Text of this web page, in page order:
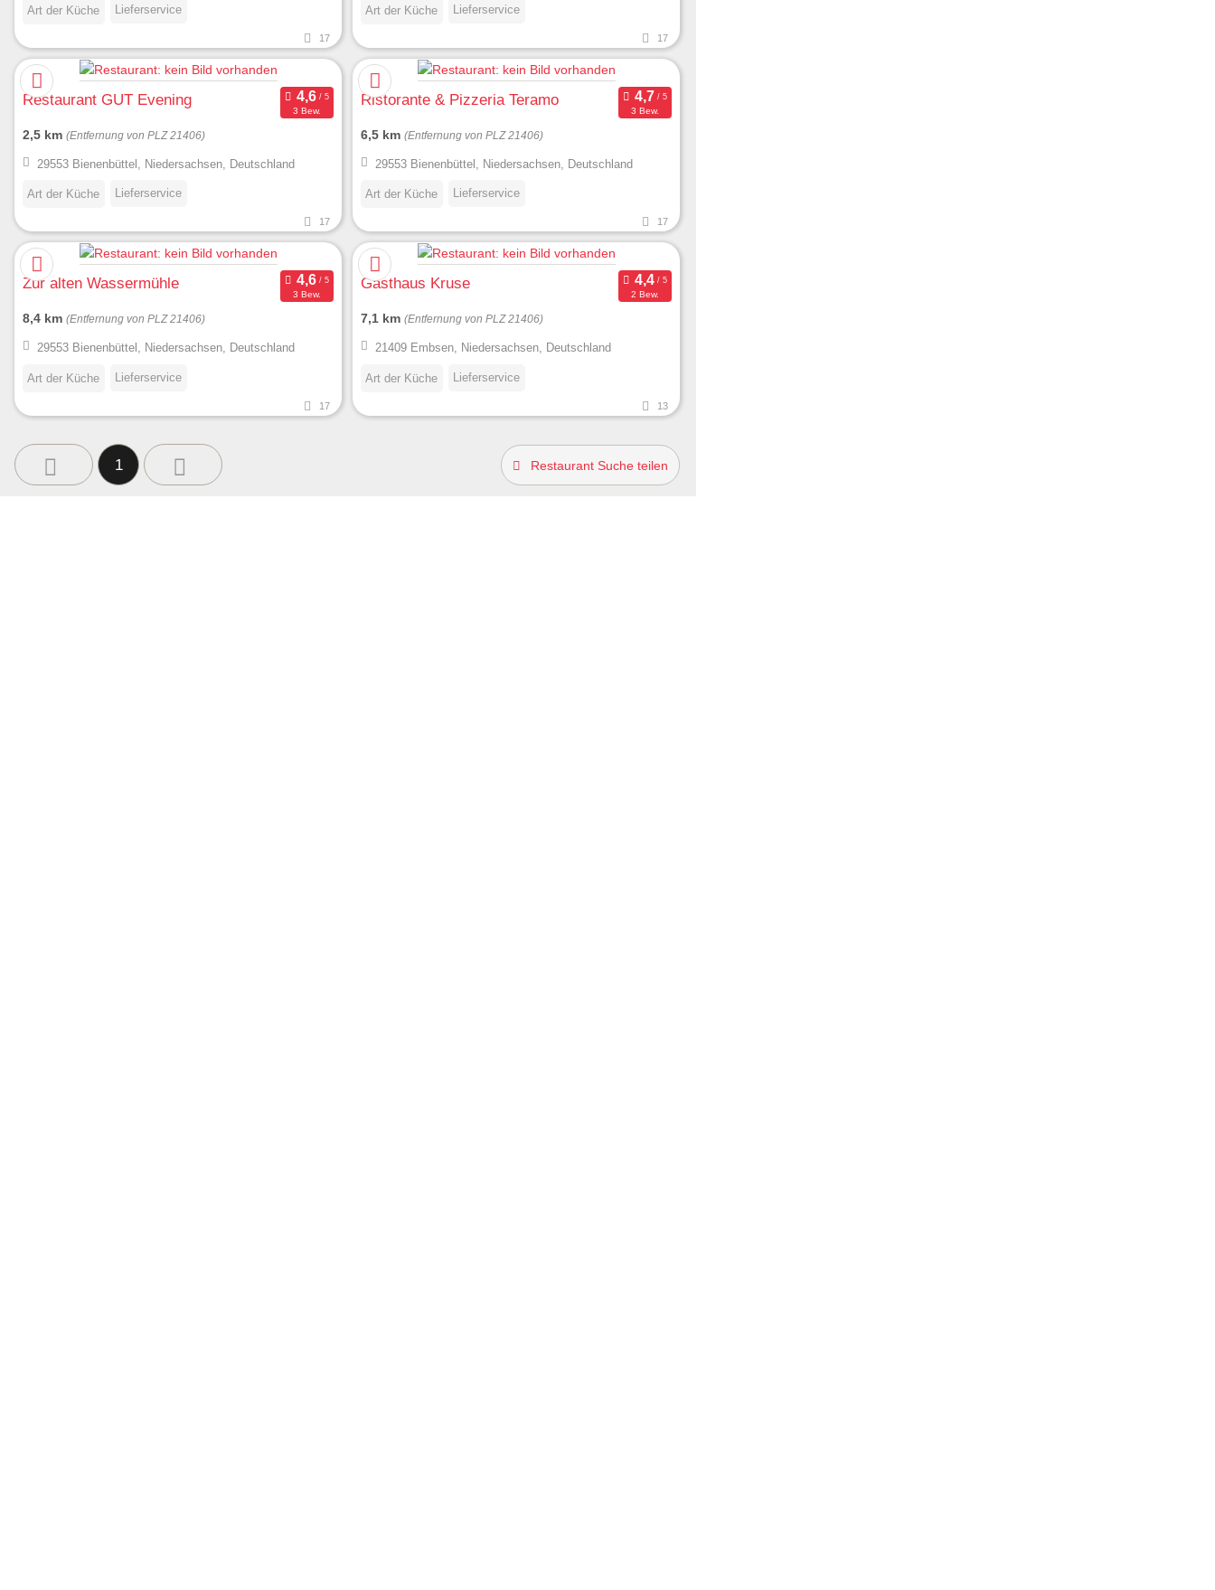
Art der Küche Lieferservice
17
Art der Küche Lieferservice
17
Restaurant GUT Evening
3 Bew.
2,5 km (Entfernung von PLZ 21406)
29553 Bienenbüttel, Niedersachsen, Deutschland
Art der Küche Lieferservice
17
Ristorante & Pizzeria Teramo
3 Bew.
6,5 km (Entfernung von PLZ 21406)
29553 Bienenbüttel, Niedersachsen, Deutschland
Art der Küche Lieferservice
17
Zur alten Wassermühle
3 Bew.
8,4 km (Entfernung von PLZ 21406)
29553 Bienenbüttel, Niedersachsen, Deutschland
Art der Küche Lieferservice
17
Gasthaus Kruse
2 Bew.
7,1 km (Entfernung von PLZ 21406)
21409 Embsen, Niedersachsen, Deutschland
Art der Küche Lieferservice
13
1 Restaurant Suche teilen